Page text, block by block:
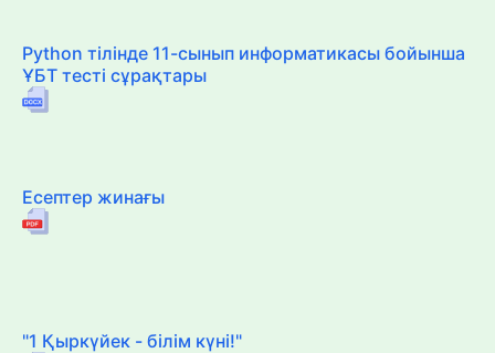
Python тілінде 11-сынып информатикасы бойынша
ҰБТ тесті сұрақтары
Есептер жинағы
"1 Қыркүйек - білім күні!"